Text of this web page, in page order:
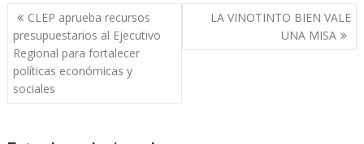
Navegación
de
entradas
CLEP aprueba recursos
presupuestarios al Ejecutivo
Regional para fortalecer
políticas económicas y
sociales
LA VINOTINTO BIEN VALE
UNA MISA